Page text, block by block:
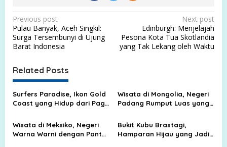
P
o
s
t
n
a
v
i
g
Previous post
Pulau Banyak, Aceh Singkil:
Surga Tersembunyi di Ujung
Barat Indonesia
Next post
Edinburgh: Menjelajah
Pesona Kota Tua Skotlandia
yang Tak Lekang oleh Waktu
Related Posts
Surfers Paradise, Ikon Gold
Coast yang Hidup dari Pagi
Wisata di Mongolia, Negeri
Padang Rumput Luas yang
Lebih Dekat
Wisata di Meksiko, Negeri
Warna Warni dengan Pantai
Bukit Kubu Brastagi,
Hamparan Hijau yang Jadi